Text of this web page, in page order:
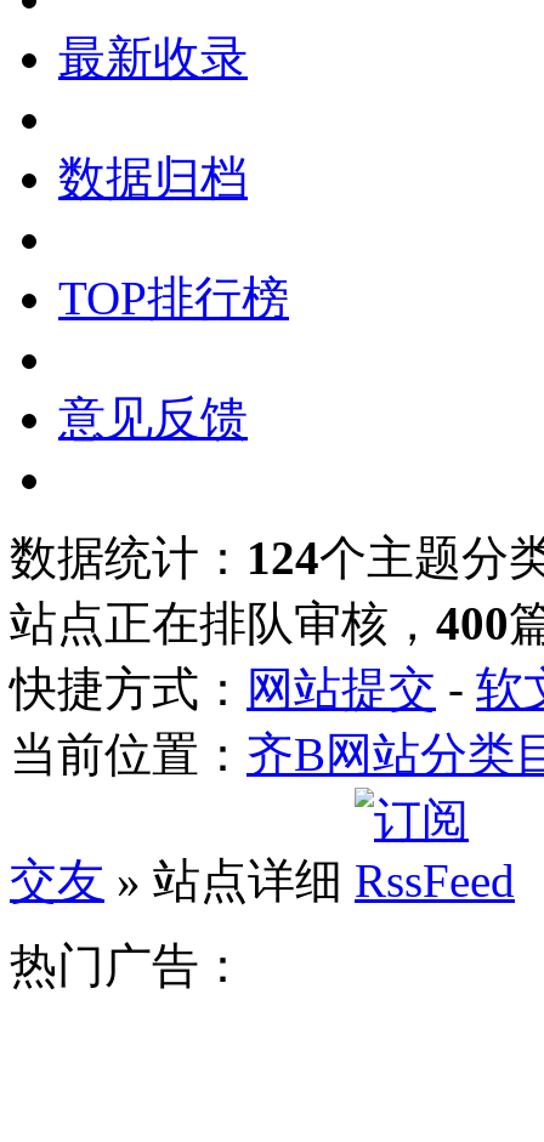
最新收录
数据归档
TOP排行榜
意见反馈
数据统计： 124个主题分
站点正在排队审核， 400
快捷方式： 网站提交 - 软
当前位置： 齐B网站分类
交友 » 站点详细
热门广告：